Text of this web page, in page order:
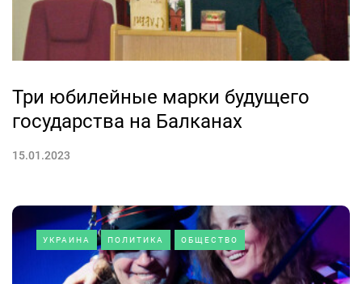
Три юбилейные марки будущего
государства на Балканах
15.01.2023
УКРАИНА ПОЛИТИКА ОБЩЕСТВО